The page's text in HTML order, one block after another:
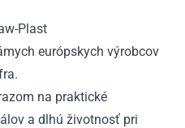
Plast
európskych výrobcov
na praktické
a dlhú životnosť pri